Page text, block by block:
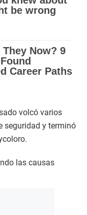
volcó varios
seguridad y terminó
las causas